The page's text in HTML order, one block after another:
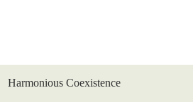
Coexistence